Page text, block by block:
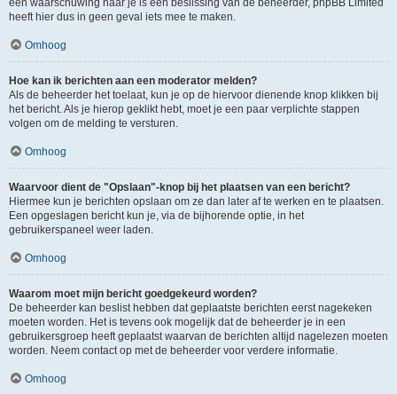
een waarschuwing naar je is een beslissing van de beheerder, phpBB Limited
heeft hier dus in geen geval iets mee te maken.
Omhoog
Hoe kan ik berichten aan een moderator melden?
Als de beheerder het toelaat, kun je op de hiervoor dienende knop klikken bij
het bericht. Als je hierop geklikt hebt, moet je een paar verplichte stappen
volgen om de melding te versturen.
Omhoog
Waarvoor dient de "Opslaan"-knop bij het plaatsen van een bericht?
Hiermee kun je berichten opslaan om ze dan later af te werken en te plaatsen.
Een opgeslagen bericht kun je, via de bijhorende optie, in het
gebruikerspaneel weer laden.
Omhoog
Waarom moet mijn bericht goedgekeurd worden?
De beheerder kan beslist hebben dat geplaatste berichten eerst nagekeken
moeten worden. Het is tevens ook mogelijk dat de beheerder je in een
gebruikersgroep heeft geplaatst waarvan de berichten altijd nagelezen moeten
worden. Neem contact op met de beheerder voor verdere informatie.
Omhoog